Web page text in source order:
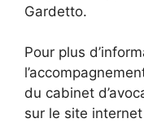
Gardetto.
Pour plus
du cabinet
sur le site